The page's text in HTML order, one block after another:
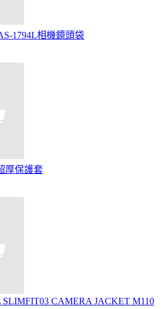
1794L相機鏡頭袋
厚保護套
CAMERA JACKET M110